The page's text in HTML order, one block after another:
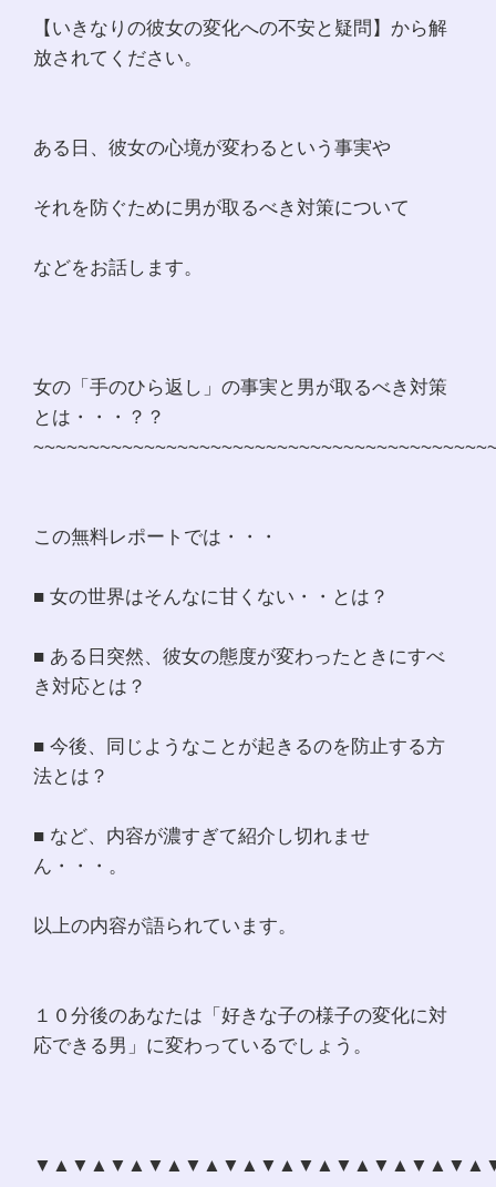
【いきなりの彼女の変化への不安と疑問】から解
放されてください。
ある日、彼女の心境が変わるという事実や
それを防ぐために男が取るべき対策について
などをお話します。
女の「手のひら返し」の事実と男が取るべき対策
とは・・・？？
この無料レポートでは・・・
■ 女の世界はそんなに甘くない・・とは？
■ ある日突然、彼女の態度が変わったときにすべ
き対応とは？
■ 今後、同じようなことが起きるのを防止する方
法とは？
■ など、内容が濃すぎて紹介し切れませ
ん・・・。
以上の内容が語られています。
１０分後のあなたは「好きな子の様子の変化に対
応できる男」に変わっているでしょう。